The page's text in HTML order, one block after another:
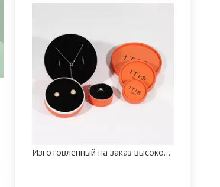
Изготовленный на заказ высококачественный бумажный мультяшный поставщик трубных коробок